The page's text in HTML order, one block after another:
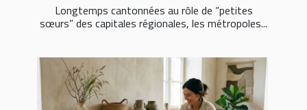
Longtemps cantonnées au rôle de “petites
sœurs” des capitales régionales, les métropoles...